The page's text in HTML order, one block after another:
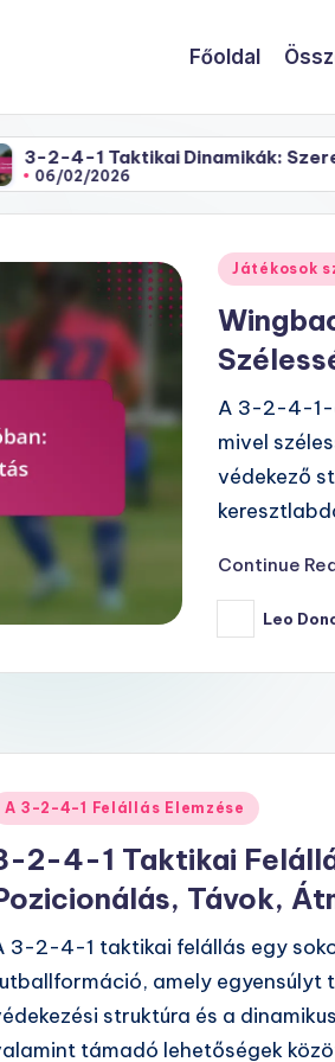
Főoldal
Dinamikák: Szerepek
Posted
Játékosok
A 3-2-4-1-
mivel
védekező
Continue
Posted
by
Leo
A 3-2-4-1 Felállás Elemzése
2-4-1 Taktikai
Távok,
3-2-4-1 taktikai felállás egy
amely egyensúlyt
struktúra és a
támadó lehetőségek